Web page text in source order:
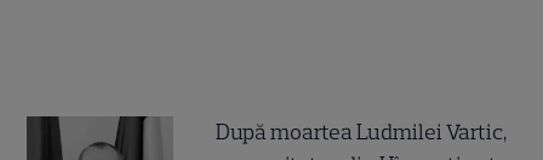
După moartea Ludmilei Vartic,